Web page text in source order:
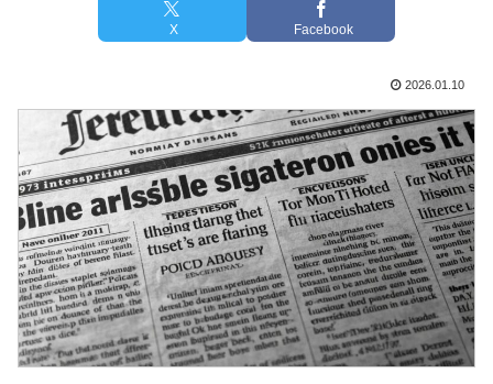
X Facebook
2026.01.10